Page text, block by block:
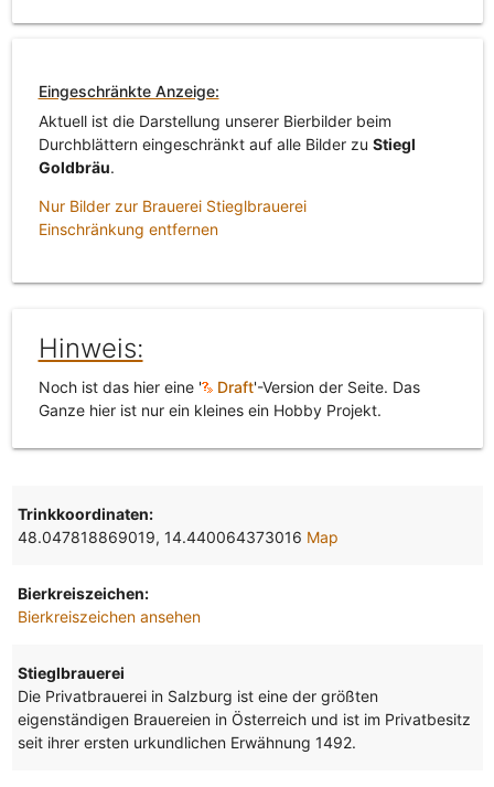
Eingeschränkte Anzeige:
Aktuell ist die Darstellung unserer Bierbilder beim
Durchblättern eingeschränkt auf alle Bilder zu Stiegl
Goldbräu.
Nur Bilder zur Brauerei Stieglbrauerei
Einschränkung entfernen
Hinweis:
Noch ist das hier eine ' Draft'-Version der Seite. Das
Ganze hier ist nur ein kleines ein Hobby Projekt.
Trinkkoordinaten:
48.047818869019, 14.440064373016 Map
Bierkreiszeichen:
Bierkreiszeichen ansehen
Stieglbrauerei
Die Privatbrauerei in Salzburg ist eine der größten
eigenständigen Brauereien in Österreich und ist im Privatbesitz
seit ihrer ersten urkundlichen Erwähnung 1492.